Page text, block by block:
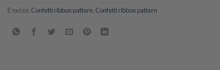
Ετικέτα: Confetti ribbon pattern, Confetti ribbon pattern